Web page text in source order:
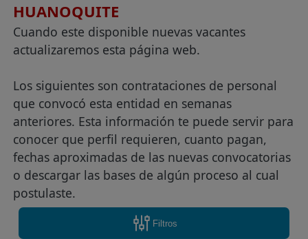
HUANOQUITE
Cuando este disponible nuevas vacantes
actualizaremos esta página web.
Los siguientes son contrataciones de personal
que convocó esta entidad en semanas
anteriores. Esta información te puede servir para
conocer que perfil requieren, cuanto pagan,
fechas aproximadas de las nuevas convocatorias
o descargar las bases de algún proceso al cual
postulaste.
Filtros